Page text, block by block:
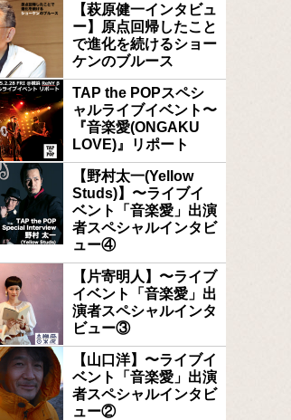
【萩原健一インタビュ
ー】原点回帰したこと
で進化を続けるショー
ケンのブルース
TAP the POPスペシ
ャルライブイベント〜
『音楽愛(ONGAKU
LOVE)』リポート
【野村太一(Yellow
Studs)】〜ライブイ
ベント「音楽愛」出演
者スペシャルインタビ
ュー④
【片寄明人】〜ライブ
イベント「音楽愛」出
演者スペシャルインタ
ビュー③
【山口洋】〜ライブイ
ベント「音楽愛」出演
者スペシャルインタビ
ュー②